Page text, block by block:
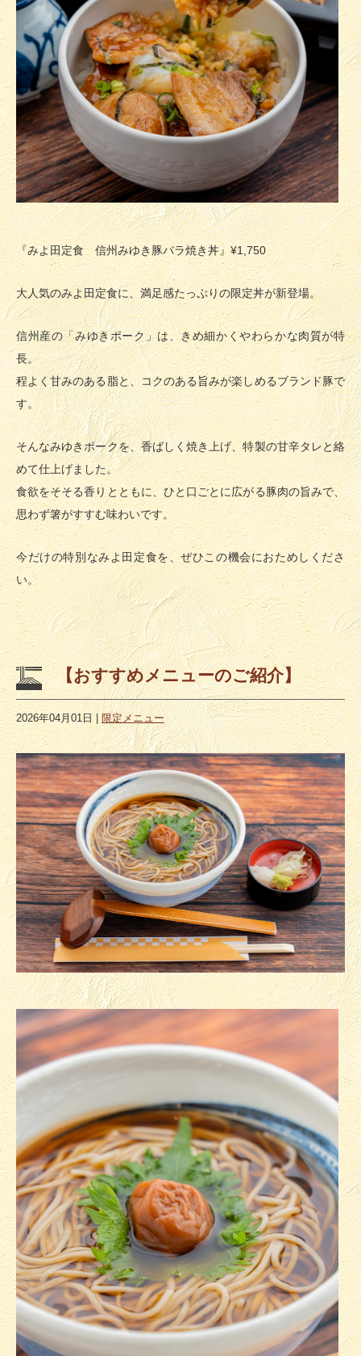
『みよ田定食 信州みゆき豚バラ焼き丼』¥1,750
大人気のみよ田定食に、満足感たっぷりの限定丼が新登場。
信州産の「みゆきポーク」は、きめ細かくやわらかな肉質が特
長。
程よく甘みのある脂と、コクのある旨みが楽しめるブランド豚で
す。
そんなみゆきポークを、香ばしく焼き上げ、特製の甘辛タレと絡
めて仕上げました。
食欲をそそる香りとともに、ひと口ごとに広がる豚肉の旨みで、
思わず箸がすすむ味わいです。
今だけの特別なみよ田定食を、ぜひこの機会におためしくださ
い。
【おすすめメニューのご紹介】
2026年04月01日|限定メニュー